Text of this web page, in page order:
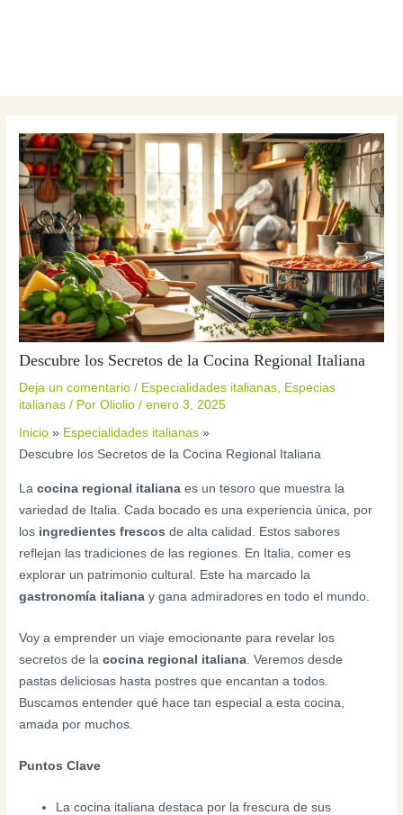
Descubre los Secretos de la Cocina Regional Italiana
Deja un comentario / Especialidades italianas, Especias
italianas / PorOliolio/enero 3, 2025
Inicio
Especialidades italianas
Descubre los Secretos de la Cocina Regional Italiana
Lacocina regional italiana es un tesoro que muestra la
variedad de Italia. Cada bocado es una experiencia única, por
los ingredientes frescos de alta calidad. Estos sabores
reflejan las tradiciones de las regiones. En Italia, comer es
explorar un patrimonio cultural. Este ha marcado la
gastronomía italiana y gana admiradores en todo el mundo.
Voy a emprender un viaje emocionante para revelar los
secretos de lacocina regional italiana . Veremos desde
pastas deliciosas hasta postres que encantan a todos.
Buscamos entender qué hace tan especial a esta cocina,
amada por muchos.
Puntos Clave
La cocina italiana destaca por la frescura de sus